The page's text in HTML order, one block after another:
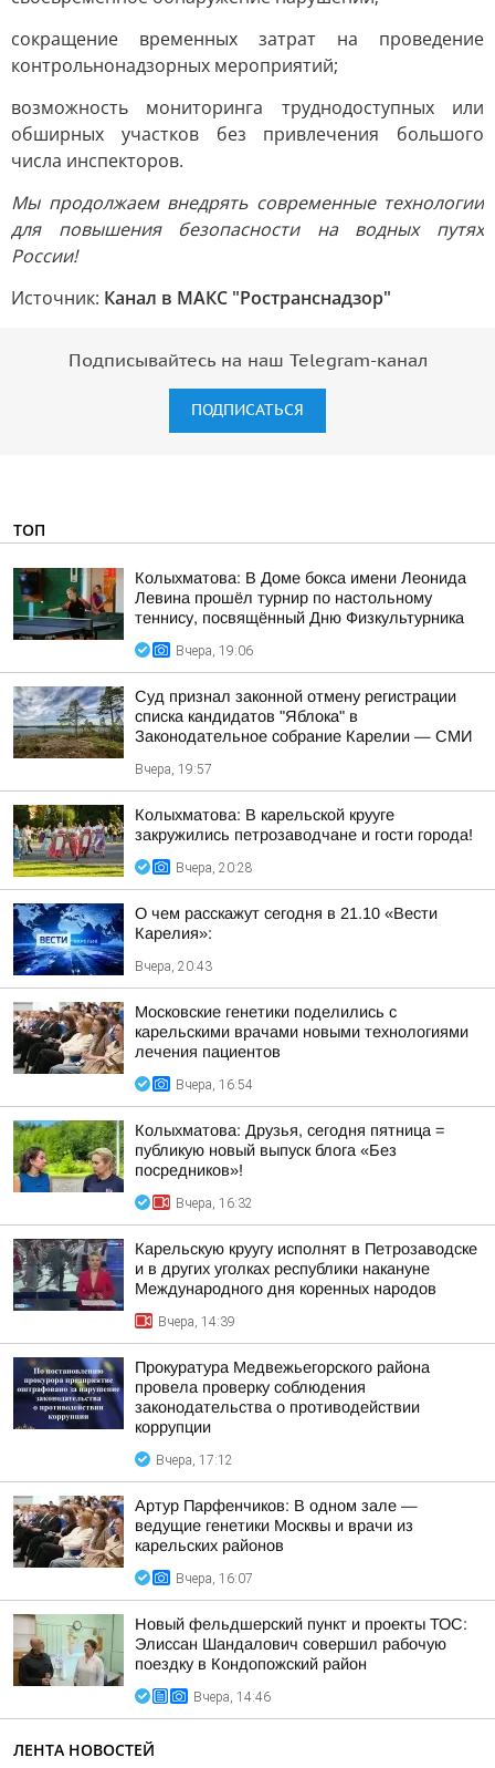
сокращение временных затрат на проведение
контрольнонадзорных мероприятий;
возможность мониторинга труднодоступных или
обширных участков без привлечения большого
числа инспекторов.
Мы продолжаем внедрять современные технологии
для повышения безопасности на водных путях
России!
Источник: Канал в МАКС "Ространснадзор"
Подписывайтесь на наш Telegram-канал
ПОДПИСАТЬСЯ
ТОП
Колыхматова: В Доме бокса имени Леонида
Левина прошёл турнир по настольному
теннису, посвящённый Дню Физкультурника
Вчера, 19:06
Суд признал законной отмену регистрации
списка кандидатов "Яблока" в
Законодательное собрание Карелии — СМИ
Вчера, 19:57
Колыхматова: В карельской крууге
закружились петрозаводчане и гости города!
Вчера, 20:28
О чем расскажут сегодня в 21.10 «Вести
Карелия»:
Вчера, 20:43
Московские генетики поделились с
карельскими врачами новыми технологиями
лечения пациентов
Вчера, 16:54
Колыхматова: Друзья, сегодня пятница =
публикую новый выпуск блога «Без
посредников»!
Вчера, 16:32
Карельскую круугу исполнят в Петрозаводске
и в других уголках республики накануне
Международного дня коренных народов
Вчера, 14:39
Прокуратура Медвежьегорского района
провела проверку соблюдения
законодательства о противодействии
коррупции
Вчера, 17:12
Артур Парфенчиков: В одном зале —
ведущие генетики Москвы и врачи из
карельских районов
Вчера, 16:07
Новый фельдшерский пункт и проекты ТОС:
Элиссан Шандалович совершил рабочую
поездку в Кондопожский район
Вчера, 14:46
ЛЕНТА НОВОСТЕЙ